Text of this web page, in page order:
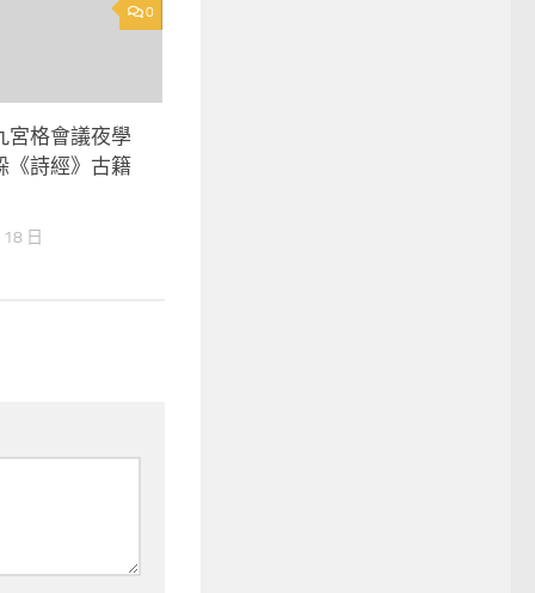
0
宮格會議夜學
《詩經》古籍
日